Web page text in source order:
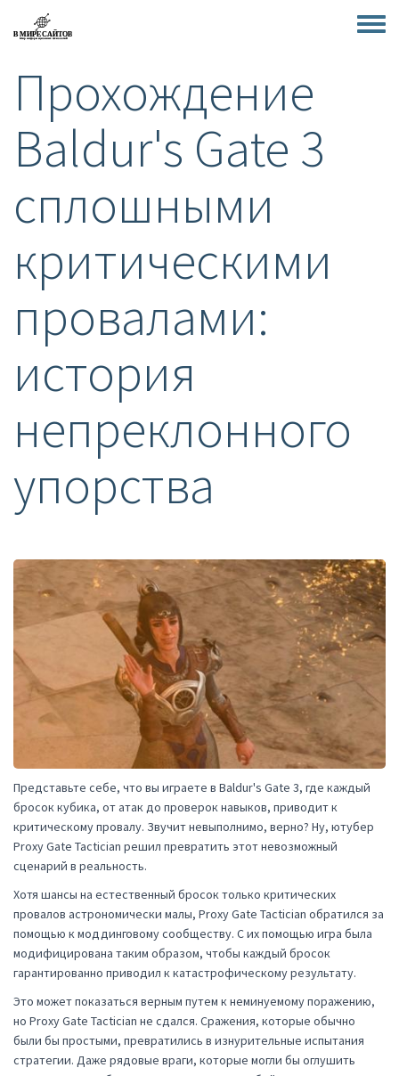
Перейти
Toggle
Прохождение
Baldur's Gate 3
сплошными
критическими
провалами:
история
непреклонного
упорства
Представьте себе, что вы играете в Baldur's Gate 3, где каждый
бросок кубика, от атак до проверок навыков, приводит к
критическому провалу. Звучит невыполнимо, верно? Ну, ютубер
Proxy Gate Tactician решил превратить этот невозможный
сценарий в реальность.
Хотя шансы на естественный бросок только критических
провалов астрономически малы, Proxy Gate Tactician обратился за
помощью к моддинговому сообществу. С их помощью игра была
модифицирована таким образом, чтобы каждый бросок
гарантированно приводил к катастрофическому результату.
Это может показаться верным путем к неминуемому поражению,
но Proxy Gate Tactician не сдался. Сражения, которые обычно
были бы простыми, превратились в изнурительные испытания
стратегии. Даже рядовые враги, которые могли бы оглушить